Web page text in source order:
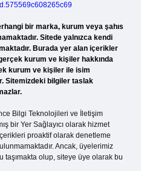
bir marka, kurum veya şahıs
Sitede yalnızca kendi
Burada yer alan içerikler
kurum ve kişiler hakkında
kurum ve kişiler ile isim
Sitemizdeki bilgiler taslak
Bilgi Teknolojileri ve İletişim
bir Yer Sağlayıcı olarak hizmet
proaktif olarak denetleme
Ancak, üyelerimiz
taşımakta olup, siteye üye olarak bu